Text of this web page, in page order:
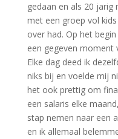
gedaan en als 20
met een groep vol
over had. Op het
een gegeven moment
Elke dag deed ik
niks bij en voelde mij
het ook prettig om
een salaris elke
stap nemen naar een
en ik allemaal